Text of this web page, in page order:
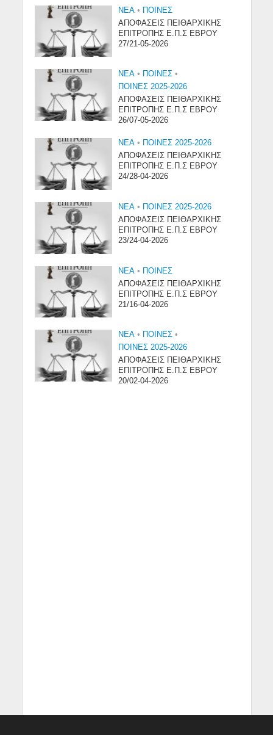
NEA • ΠΟΙΝΕΣ
ΑΠΟΦΑΣΕΙΣ ΠΕΙΘΑΡΧΙΚΗΣ
ΕΠΙΤΡΟΠΗΣ Ε.Π.Σ ΕΒΡΟΥ
27/21-05-2026
NEA • ΠΟΙΝΕΣ •
ΠΟΙΝΕΣ 2025-2026
ΑΠΟΦΑΣΕΙΣ ΠΕΙΘΑΡΧΙΚΗΣ
ΕΠΙΤΡΟΠΗΣ Ε.Π.Σ ΕΒΡΟΥ
26/07-05-2026
NEA •
ΠΟΙΝΕΣ 2025-2026
ΑΠΟΦΑΣΕΙΣ ΠΕΙΘΑΡΧΙΚΗΣ
ΕΠΙΤΡΟΠΗΣ Ε.Π.Σ ΕΒΡΟΥ
24/28-04-2026
NEA •
ΠΟΙΝΕΣ 2025-2026
ΑΠΟΦΑΣΕΙΣ ΠΕΙΘΑΡΧΙΚΗΣ
ΕΠΙΤΡΟΠΗΣ Ε.Π.Σ ΕΒΡΟΥ
23/24-04-2026
NEA • ΠΟΙΝΕΣ
ΑΠΟΦΑΣΕΙΣ ΠΕΙΘΑΡΧΙΚΗΣ
ΕΠΙΤΡΟΠΗΣ Ε.Π.Σ ΕΒΡΟΥ
21/16-04-2026
NEA • ΠΟΙΝΕΣ •
ΠΟΙΝΕΣ 2025-2026
ΑΠΟΦΑΣΕΙΣ ΠΕΙΘΑΡΧΙΚΗΣ
ΕΠΙΤΡΟΠΗΣ Ε.Π.Σ ΕΒΡΟΥ
20/02-04-2026